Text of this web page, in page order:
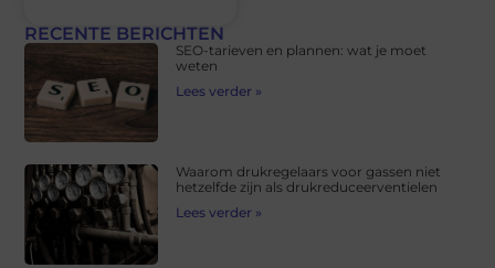
RECENTE BERICHTEN
SEO-tarieven en plannen: wat je moet
weten
Lees verder »
Waarom drukregelaars voor gassen niet
hetzelfde zijn als drukreduceerventielen
Lees verder »